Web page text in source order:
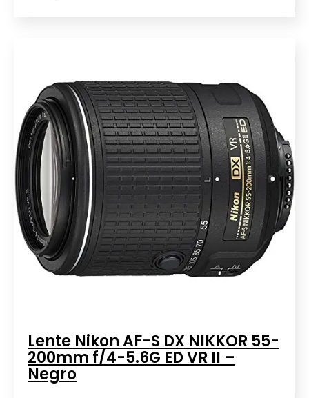
Lente Nikon AF-S DX NIKKOR 55-
200mm f/4-5.6G ED VR II –
Negro